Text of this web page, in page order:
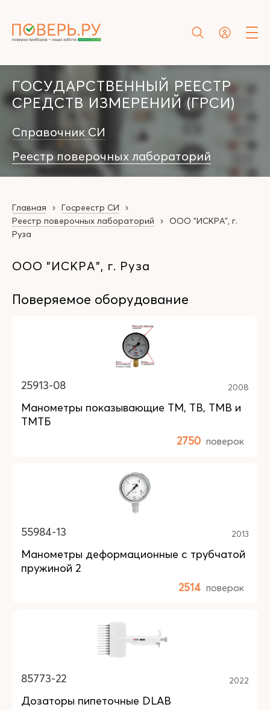
ГОСУДАРСТВЕННЫЙ РЕЕСТР
СРЕДСТВ ИЗМЕРЕНИЙ (ГРСИ)
Справочник СИ
Реестр поверочных лабораторий
Главная
Госреестр СИ
Реестр поверочных лабораторий
ООО "ИСКРА", г.
Руза
ООО "ИСКРА", г. Руза
Поверяемое оборудование
25913-08 2008
Манометры показывающие ТМ, ТВ, ТМВ и
ТМТБ
2750 поверок
55984-13 2013
Манометры деформационные с трубчатой
пружиной 2
2514 поверок
85773-22 2022
Дозаторы пипеточные DLAB